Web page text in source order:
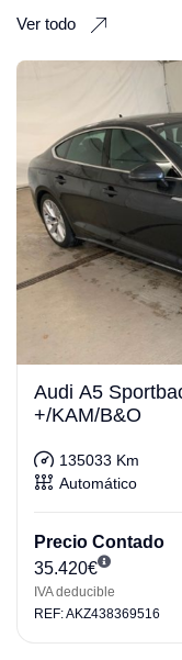
Ver todo
Audi A5
+/KAM/B&O
135033 Km
Automático
Precio Contado
35.420€
IVA deducible
REF: AKZ438369516